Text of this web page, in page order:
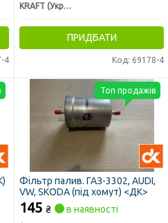
4
KRAFT (Украина)
ПРИДБАТИ
Код: 69178-4
Фільтр палив. ГАЗ-3302, AUDI,
VW, SKODA (під хомут) <ДК>
145 ₴ в наявності
Топ продажів